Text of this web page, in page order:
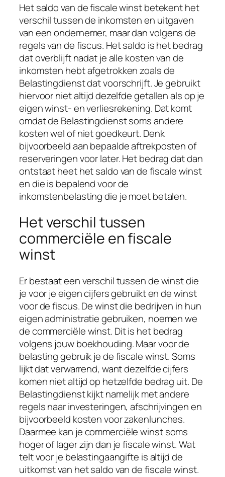
Het saldo van de fiscale winst betekent het
verschil tussen de inkomsten en uitgaven
van een ondernemer, maar dan volgens de
regels van de fiscus. Het saldo is het bedrag
dat overblijft nadat je alle kosten van de
inkomsten hebt afgetrokken zoals de
Belastingdienst dat voorschrijft. Je gebruikt
hiervoor niet altijd dezelfde getallen als op je
eigen winst- en verliesrekening. Dat komt
omdat de Belastingdienst soms andere
kosten wel of niet goedkeurt. Denk
bijvoorbeeld aan bepaalde aftrekposten of
reserveringen voor later. Het bedrag dat dan
ontstaat heet het saldo van de fiscale winst
en die is bepalend voor de
inkomstenbelasting die je moet betalen.
Het verschil tussen
commerciële en fiscale
winst
Er bestaat een verschil tussen de winst die
je voor je eigen cijfers gebruikt en de winst
voor de fiscus. De winst die bedrijven in hun
eigen administratie gebruiken, noemen we
de commerciële winst. Dit is het bedrag
volgens jouw boekhouding. Maar voor de
belasting gebruik je de fiscale winst. Soms
lijkt dat verwarrend, want dezelfde cijfers
komen niet altijd op hetzelfde bedrag uit. De
Belastingdienst kijkt namelijk met andere
regels naar investeringen, afschrijvingen en
bijvoorbeeld kosten voor zakenlunches.
Daarmee kan je commerciële winst soms
hoger of lager zijn dan je fiscale winst. Wat
telt voor je belastingaangifte is altijd de
uitkomst van het saldo van de fiscale winst.